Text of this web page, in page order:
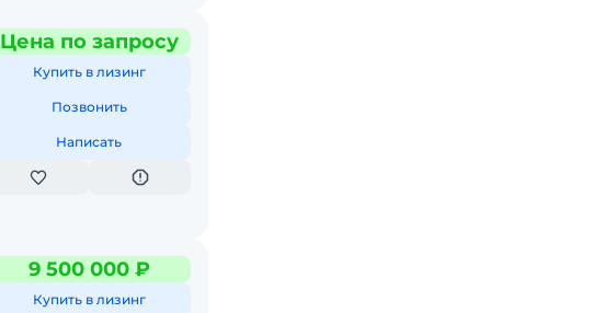
Цена по запросу
Купить в лизинг
Позвонить
Написать
9 500 000 ₽
Купить в лизинг